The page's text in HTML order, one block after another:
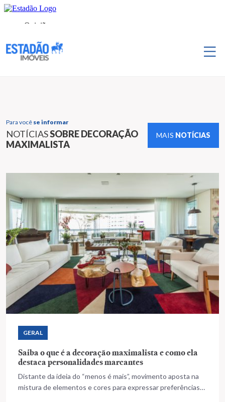
Para você se informar
NOTÍCIASSOBRE DECORAÇÃO
MAXIMALISTA
MAIS NOTÍCIAS
GERAL
Saiba o que é a decoração maximalista e como ela
destaca personalidades marcantes
Distante da ideia do “menos é mais”, movimento aposta na
mistura de elementos e cores para expressar preferências